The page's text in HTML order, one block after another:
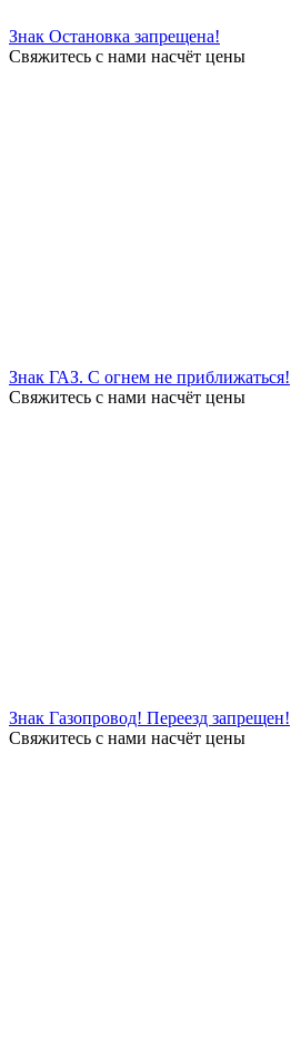
Знак Остановка запрещена!
Свяжитесь с нами насчёт цены
Знак ГАЗ. С огнем не приближаться!
Свяжитесь с нами насчёт цены
Знак Газопровод! Переезд запрещен!
Свяжитесь с нами насчёт цены